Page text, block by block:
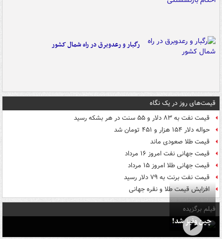
رگبار و رعدوبرق در راه شمال کشور
قیمت‌های روز در یک نگاه
قیمت نفت به ۸۳ دلار و ۵۵ سنت در هر بشکه رسید
حواله دلار ۱۵۴ هزار و ۴۵۱ تومان شد
قیمت طلا صعودی ماند
قیمت جهانی نفت امروز ۱۶ مرداد
قیمت جهانی طلا امروز ۱۵ مرداد
قیمت نفت برنت به ۷۹ دلار رسید
افزایش قیمت طلا و نقره جهانی
فیلم برگزیده
چین ونیز شد!